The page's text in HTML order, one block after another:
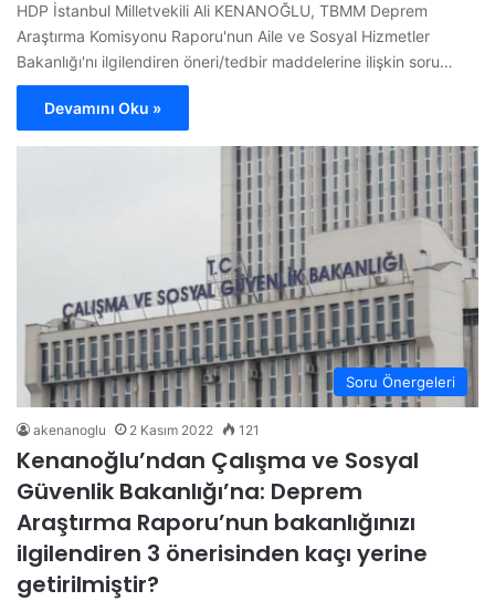
HDP İstanbul Milletvekili Ali KENANOĞLU, TBMM Deprem
Araştırma Komisyonu Raporu'nun Aile ve Sosyal Hizmetler
Bakanlığı'nı ilgilendiren öneri/tedbir maddelerine ilişkin soru…
Devamını Oku »
Soru Önergeleri
akenanoglu 2 Kasım 2022 121
Kenanoğlu’ndan Çalışma ve Sosyal
Güvenlik Bakanlığı’na: Deprem
Araştırma Raporu’nun bakanlığınızı
ilgilendiren 3 önerisinden kaçı yerine
getirilmiştir?